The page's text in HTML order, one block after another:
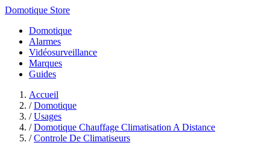
Domotique Store
Domotique
Alarmes
Vidéosurveillance
Marques
Guides
Accueil
/ Domotique
/ Usages
/ Domotique Chauffage Climatisation A Distance
/ Controle De Climatiseurs